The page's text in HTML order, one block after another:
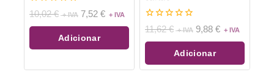
0
de
5
10,02€ 7,52 €
Adicionar
0
de
5
11,62€ 9,88 €
Adicionar